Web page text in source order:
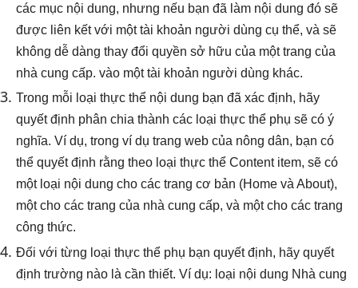
các mục nội dung, nhưng nếu bạn đã làm nội dung đó sẽ
được liên kết với một tài khoản người dùng cụ thể, và sẽ
không dễ dàng thay đổi quyền sở hữu của một trang của
nhà cung cấp. vào một tài khoản người dùng khác.
Trong mỗi loại thực thể nội dung bạn đã xác định, hãy
quyết định phân chia thành các loại thực thể phụ sẽ có ý
nghĩa. Ví dụ, trong ví dụ trang web của nông dân, bạn có
thể quyết định rằng theo loại thực thể Content item, sẽ có
một loại nội dung cho các trang cơ bản (Home và About),
một cho các trang của nhà cung cấp, và một cho các trang
công thức.
Đối với từng loại thực thể phụ bạn quyết định, hãy quyết
định trường nào là cần thiết. Ví dụ: loại nội dung Nhà cung